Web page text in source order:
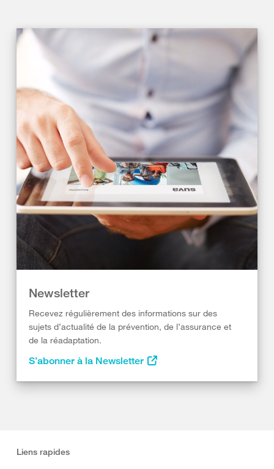
Newsletter
Recevez régulièrement des informations sur des
sujets d’actualité de la prévention, de l’assurance et
de la réadaptation.
S’abonner à la Newsletter
Liens rapides